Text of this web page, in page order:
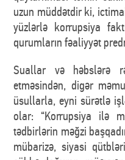
uzun müddətdir ki,
yüzlərlə korrupsiya
qurumların fəaliyyət
Suallar və həbslərə
etməsindən, digər
üsullarla, eyni sürətlə
olar: “Korrupsiya ilə
tədbirlərin məğzi
mübarizə, siyasi